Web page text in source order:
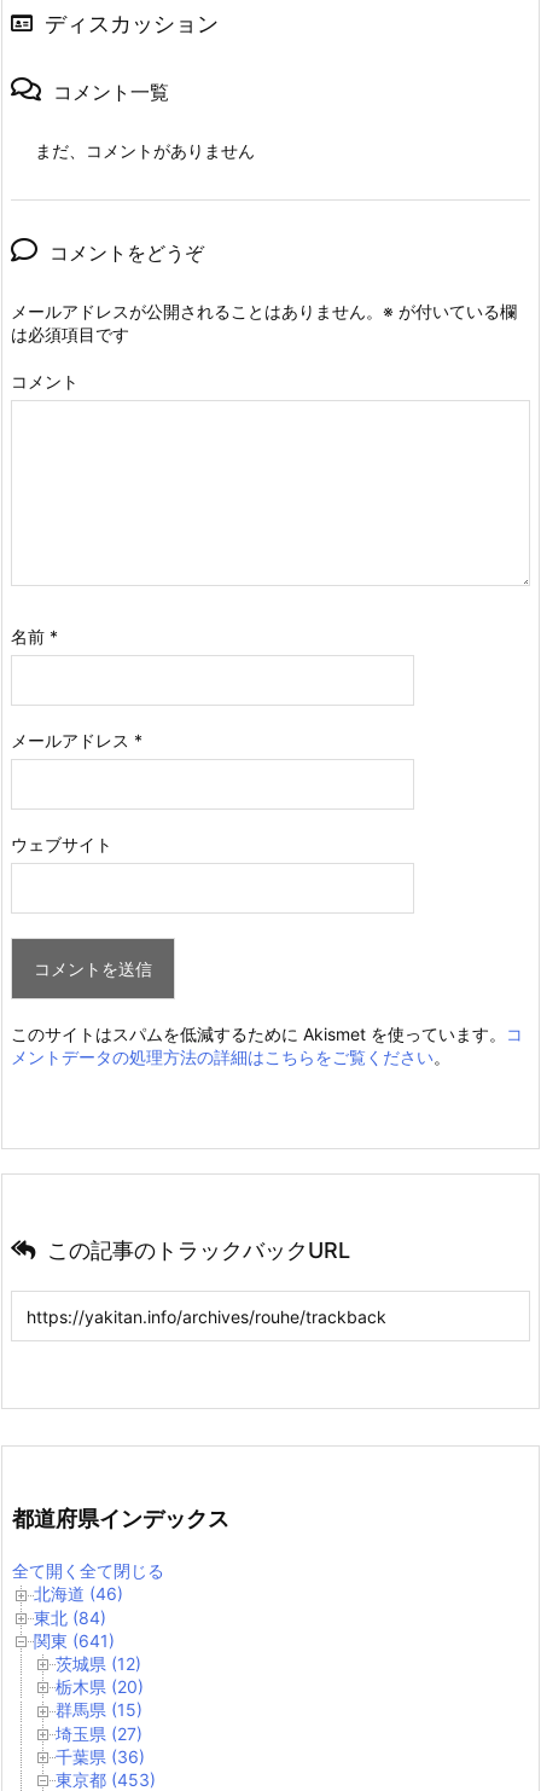
ディスカッション
コメント一覧
まだ、コメントがありません
コメントをどうぞ
メールアドレスが公開されることはありません。 ※ が付いている欄
は必須項目です
コメント
名前 *
メールアドレス *
ウェブサイト
このサイトはスパムを低減するために Akismet を使っています。
コ
メントデータの処理方法の詳細はこちらをご覧ください。
この記事のトラックバックURL
都道府県インデックス
全て開く 全て閉じる
北海道 (46)
東北 (84)
関東 (641)
茨城県 (12)
栃木県 (20)
群馬県 (15)
埼玉県 (27)
千葉県 (36)
東京都 (453)